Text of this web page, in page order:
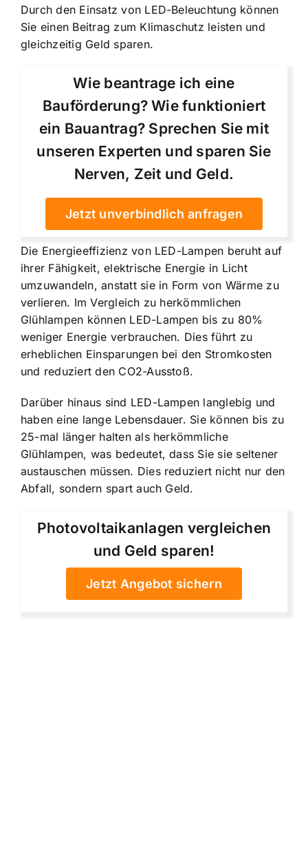
Durch den Einsatz von LED-Beleuchtung können
Sie einen Beitrag zum Klimaschutz leisten und
gleichzeitig Geld sparen.
Wie beantrage ich eine
Bauförderung? Wie funktioniert
ein Bauantrag? Sprechen Sie mit
unseren Experten und sparen Sie
Nerven, Zeit und Geld.
Jetzt unverbindlich anfragen
Die Energieeffizienz von LED-Lampen beruht auf
ihrer Fähigkeit, elektrische Energie in Licht
umzuwandeln, anstatt sie in Form von Wärme zu
verlieren. Im Vergleich zu herkömmlichen
Glühlampen können LED-Lampen bis zu 80%
weniger Energie verbrauchen. Dies führt zu
erheblichen Einsparungen bei den Stromkosten
und reduziert den CO2-Ausstoß.
Darüber hinaus sind LED-Lampen langlebig und
haben eine lange Lebensdauer. Sie können bis zu
25-mal länger halten als herkömmliche
Glühlampen, was bedeutet, dass Sie sie seltener
austauschen müssen. Dies reduziert nicht nur den
Abfall, sondern spart auch Geld.
Photovoltaikanlagen vergleichen
und Geld sparen!
Jetzt Angebot sichern